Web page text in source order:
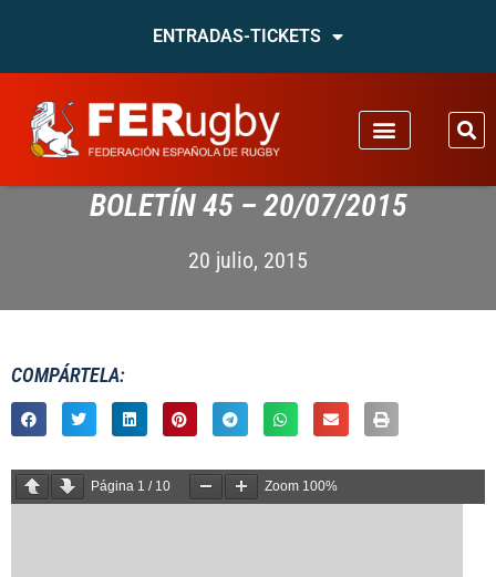
ENTRADAS-TICKETS
BOLETÍN 45 – 20/07/2015
20 julio, 2015
COMPÁRTELA:
Página 1 / 10 Zoom 100%